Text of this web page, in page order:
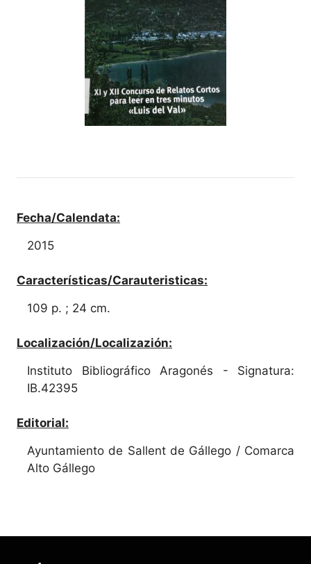
Fecha/Calendata:
2015
Características/Carauteristicas:
109 p. ; 24 cm.
Localización/Localizazión:
Instituto Bibliográfico Aragonés - Signatura:
IB.42395
Editorial:
Ayuntamiento de Sallent de Gállego / Comarca
Alto Gállego